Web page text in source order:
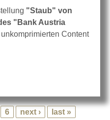
"Staub" von
"Bank Austria
Content
6 next › last »